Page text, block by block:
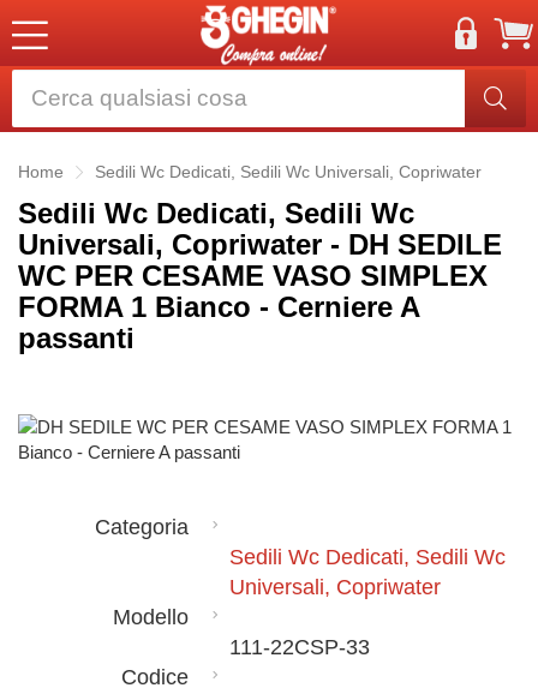
Home Sedili Wc Dedicati, Sedili Wc Universali, Copriwater
Sedili Wc Dedicati, Sedili Wc
Universali, Copriwater - DH SEDILE
WC PER CESAME VASO SIMPLEX
FORMA 1 Bianco - Cerniere A
passanti
Categoria
Sedili Wc Dedicati, Sedili Wc
Universali, Copriwater
Modello
111-22CSP-33
Codice